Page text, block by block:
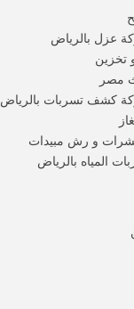
عزل بالرياض
تخزين
مصر
كشف تسربات بالرياض
و رش مبيدات
المياه بالرياض